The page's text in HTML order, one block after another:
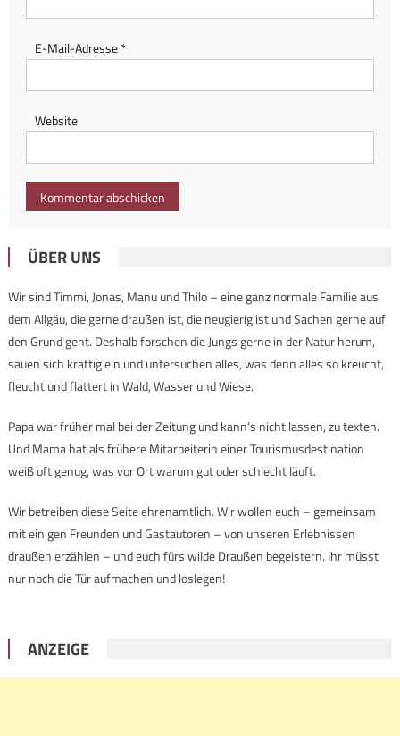
E-Mail-Adresse*
Website
ÜBER UNS
Wir sind Timmi, Jonas, Manu und Thilo – eine ganz normale Familie aus
dem Allgäu, die gerne draußen ist, die neugierig ist und Sachen gerne auf
den Grund geht. Deshalb forschen die Jungs gerne in der Natur herum,
sauen sich kräftig ein und untersuchen alles, was denn alles so kreucht,
fleucht und flattert in Wald, Wasser und Wiese.
Papa war früher mal bei der Zeitung und kann’s nicht lassen, zu texten.
Und Mama hat als frühere Mitarbeiterin einer Tourismusdestination
weiß oft genug, was vor Ort warum gut oder schlecht läuft.
Wir betreiben diese Seite ehrenamtlich. Wir wollen euch – gemeinsam
mit einigen Freunden und Gastautoren – von unseren Erlebnissen
draußen erzählen – und euch fürs wilde Draußen begeistern. Ihr müsst
nur noch die Tür aufmachen und loslegen!
ANZEIGE